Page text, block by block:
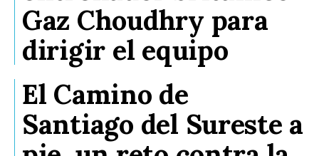
Gaz Choudhry para
dirigir el equipo
El Camino de
Santiago del Sureste a